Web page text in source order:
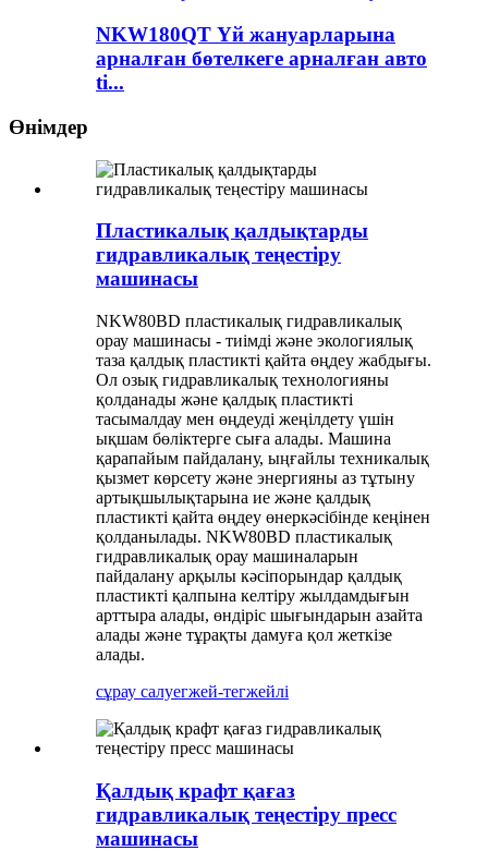
NKW180QT Үй жануарларына
арналған бөтелкеге ​​арналған авто
ti...
Өнімдер
Пластикалық қалдықтарды
гидравликалық теңестіру
машинасы
NKW80BD пластикалық гидравликалық
орау машинасы - тиімді және экологиялық
таза қалдық пластикті қайта өңдеу жабдығы.
Ол озық гидравликалық технологияны
қолданады және қалдық пластикті
тасымалдау мен өңдеуді жеңілдету үшін
ықшам бөліктерге сыға алады. Машина
қарапайым пайдалану, ыңғайлы техникалық
қызмет көрсету және энергияны аз тұтыну
артықшылықтарына ие және қалдық
пластикті қайта өңдеу өнеркәсібінде кеңінен
қолданылады. NKW80BD пластикалық
гидравликалық орау машиналарын
пайдалану арқылы кәсіпорындар қалдық
пластикті қалпына келтіру жылдамдығын
арттыра алады, өндіріс шығындарын азайта
алады және тұрақты дамуға қол жеткізе
алады.
сұрау салуегжей-тегжейлі
Қалдық крафт қағаз
гидравликалық теңестіру пресс
машинасы